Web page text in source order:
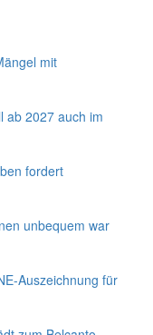
mit
ab 2027 auch im
fordert
unbequem war
Auszeichnung für